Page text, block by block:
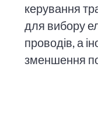
керування
для вибору
проводів, а
зменшення